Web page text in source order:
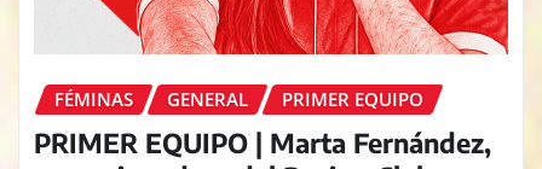
FÉMINAS GENERAL PRIMER EQUIPO
PRIMER EQUIPO | Marta Fernández,